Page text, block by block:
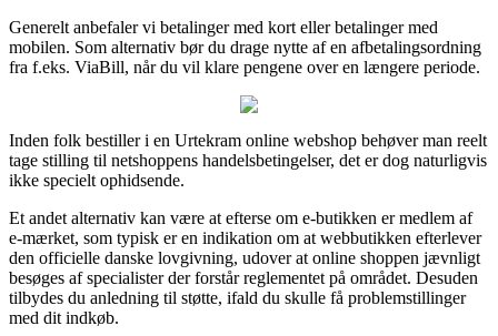
Generelt anbefaler vi betalinger med kort eller betalinger med
mobilen. Som alternativ bør du drage nytte af en afbetalingsordning
fra f.eks. ViaBill, når du vil klare pengene over en længere periode.
Inden folk bestiller i en Urtekram online webshop behøver man reelt
tage stilling til netshoppens handelsbetingelser, det er dog naturligvis
ikke specielt ophidsende.
Et andet alternativ kan være at efterse om e-butikken er medlem af
e-mærket, som typisk er en indikation om at webbutikken efterlever
den officielle danske lovgivning, udover at online shoppen jævnligt
besøges af specialister der forstår reglementet på området. Desuden
tilbydes du anledning til støtte, ifald du skulle få problemstillinger
med dit indkøb.